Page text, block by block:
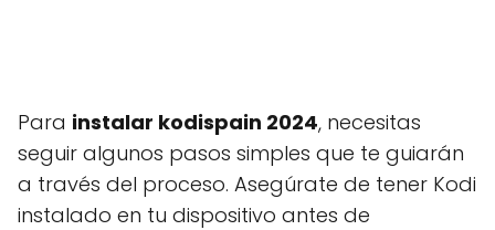
Para instalar kodispain 2024, necesitas
seguir algunos pasos simples que te guiarán
a través del proceso. Asegúrate de tener Kodi
instalado en tu dispositivo antes de